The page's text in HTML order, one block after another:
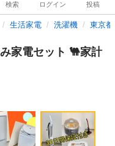
検索 ログイン 投稿
生活家電 洗濯機 東京
家電セット 🐫家計